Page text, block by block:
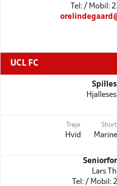
Tel: / Mobil:
UCL FC
Trøje
Hvid
Lars
Tel: / Mobil: